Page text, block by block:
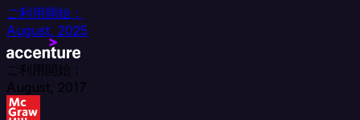
ご利用開始：
August, 2025
ご利用開始：
August, 2017